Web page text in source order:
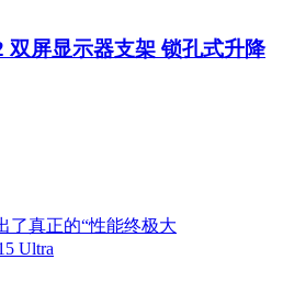
双屏显示器支架 锁孔式升降